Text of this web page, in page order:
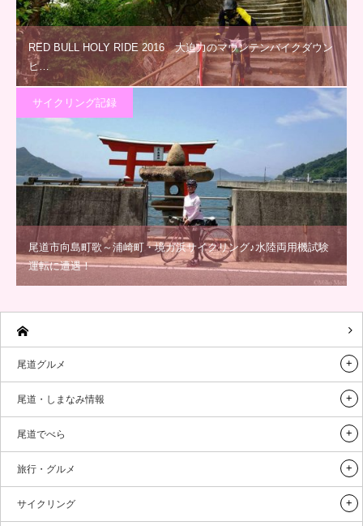
RED BULL HOLY RIDE 2016 大迫力のマウンテンバイクダウン
ヒ…
サイクリング記録
尾道市向島町歌～浦崎町・境ガ浜サイクリング♪水陸両用機試験
運転に遭遇！
尾道グルメ
尾道・しまなみ情報
尾道でべら
旅行・グルメ
サイクリング